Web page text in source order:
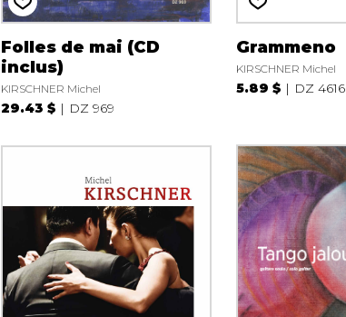
Folles de mai (CD
inclus)
KIRSCHNER Michel
29.43 $ DZ 969
Grammeno
KIRSCHNER Michel
5.89 $ DZ 4616